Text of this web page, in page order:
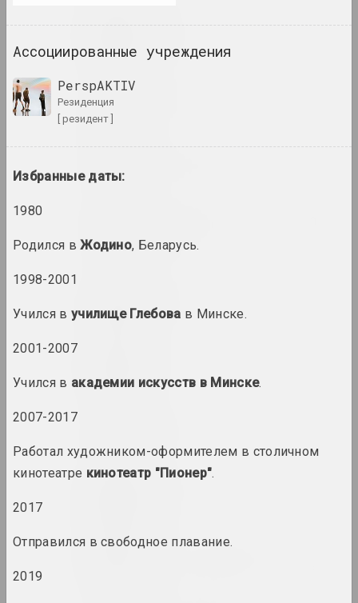
Владимир Акулов
дуэт
художник
Виктор Альшевский
Ассоциированные учреждения
PerspAKTIV
резиденция
[ резидент ]
Избранные даты:
1980
Pодился вЖодино, Беларусь.
1998-2001
Учился в училище Глебова в Минске.
2001-2007
Учился в академии искусств в Минске.
2007-2017
Работал художником-оформителем в столичном
кинотеатре кинотеатр "Пионер".
2017
Отправился в свободное плавание.
2019